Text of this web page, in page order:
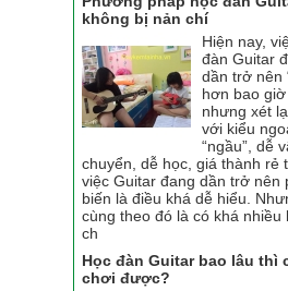
không bị nản chí
Hiện nay,
đàn Guitar
dần trở nên
hơn bao giờ
nhưng xét
với kiểu
“ngầu”, dễ
chuyển, dễ học, giá thành rẻ
việc Guitar đang dần trở nên
biến là điều khá dễ hiểu.
cùng theo đó là có khá nhiều
ch
Học đàn Guitar bao lâu thì
chơi được?